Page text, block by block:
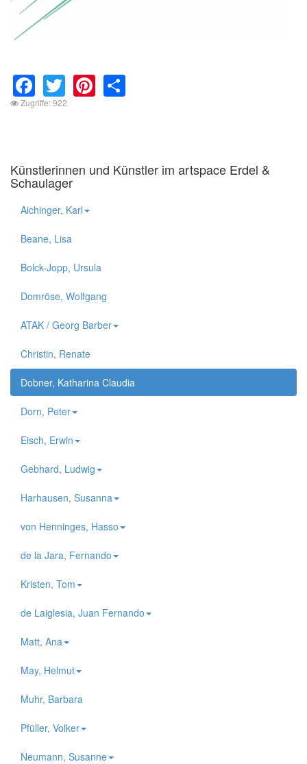
Facebook
TwitterPinterest
Zugriffe: 922
Künstlerinnen und Künstler im artspace Erdel &
Schaulager
Aichinger, Karl
Beane, Lisa
Bolck-Jopp, Ursula
Domröse, Wolfgang
ATAK / Georg Barber
Christin, Renate
Dobner, Katharina Claudia
Dorn, Peter
Eisch, Erwin
Gebhard, Ludwig
Harhausen, Susanna
von Henninges, Hasso
de la Jara, Fernando
Kristen, Tom
de Laiglesia, Juan Fernando
Matt, Ana
May, Helmut
Muhr, Barbara
Pfüller, Volker
Neumann, Susanne